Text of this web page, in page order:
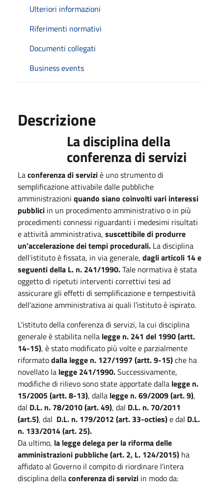
Ulteriori informazioni
Riferimenti normativi
Documenti collegati
Business events
Descrizione
La disciplina della
conferenza di servizi
Laconferenza di serviziè uno strumento di
semplificazione attivabile dalle pubbliche
amministrazioni quando siano coinvolti vari interessi
pubblici in un procedimento amministrativo o in più
procedimenti connessi riguardanti i medesimi risultati
e attività amministrativa, suscettibile di produrre
un'accelerazione dei tempi procedurali. La disciplina
dell'istituto è fissata, in via generale, dagli articoli 14 e
seguenti della L. n. 241/1990.Tale normativa è stata
oggetto di ripetuti interventi correttivi tesi ad
assicurare gli effetti di semplificazione e tempestività
dell'azione amministrativa ai quali l'istituto è ispirato.
L'istituto della conferenza di servizi, la cui disciplina
generale è stabilita nella legge n. 241 del 1990 (artt.
14-15), è stato modificato più volte e parzialmente
riformatodalla legge n. 127/1997 (artt. 9-15)che ha
novellato la legge 241/1990.Successivamente,
modifiche di rilievo sono state apportate dalla legge n.
15/2005 (artt. 8-13), dalla legge n. 69/2009 (art. 9),
dal D.L. n. 78/2010 (art. 49), dal D.L. n. 70/2011
(art.5), dal D.L. n. 179/2012 (art. 33-octies)e dal D.L.
n. 133/2014 (art. 25).
Da ultimo, la legge delega per la riforma delle
amministrazioni pubbliche (art. 2, L. 124/2015) ha
affidato al Governo il compito di riordinare l'intera
disciplina dellaconferenza di servizi in modo da: